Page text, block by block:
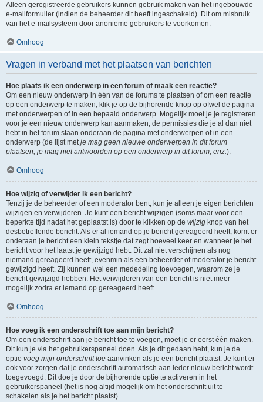
Alleen geregistreerde gebruikers kunnen gebruik maken van het ingebouwde
e-mailformulier (indien de beheerder dit heeft ingeschakeld). Dit om misbruik
van het e-mailsysteem door anonieme gebruikers te voorkomen.
Omhoog
Vragen in verband met het plaatsen van berichten
Hoe plaats ik een onderwerp in een forum of maak een reactie?
Om een nieuw onderwerp in één van de forums te plaatsen of om een reactie
op een onderwerp te maken, klik je op de bijhorende knop op ofwel de pagina
met onderwerpen of in een bepaald onderwerp. Mogelijk moet je je registreren
voor je een nieuw onderwerp kan aanmaken, de permissies die je al dan niet
hebt in het forum staan onderaan de pagina met onderwerpen of in een
onderwerp (de lijst metje mag geen nieuwe onderwerpen in dit forum
plaatsen, je mag niet antwoorden op een onderwerp in dit forum, enz.).
Omhoog
Hoe wijzig of verwijder ik een bericht?
Tenzij je de beheerder of een moderator bent, kun je alleen je eigen berichten
wijzigen en verwijderen. Je kunt een bericht wijzigen (soms maar voor een
beperkte tijd nadat het geplaatst is) door te klikken op de wijzig knop van het
desbetreffende bericht. Als er al iemand op je bericht gereageerd heeft, komt er
onderaan je bericht een klein tekstje dat zegt hoeveel keer en wanneer je het
bericht voor het laatst je gewijzigd hebt. Dit zal niet verschijnen als nog
niemand gereageerd heeft, evenmin als een beheerder of moderator je bericht
gewijzigd heeft. Zij kunnen wel een mededeling toevoegen, waarom ze je
bericht gewijzigd hebben. Het verwijderen van een bericht is niet meer
mogelijk zodra er iemand op gereageerd heeft.
Omhoog
Hoe voeg ik een onderschrift toe aan mijn bericht?
Om een onderschrift aan je bericht toe te voegen, moet je er eerst één maken.
Dit kun je via het gebruikerspaneel doen. Als je dit gedaan hebt, kun je de
optie voeg mijn onderschrift toe aanvinken als je een bericht plaatst. Je kunt er
ook voor zorgen dat je onderschrift automatisch aan ieder nieuw bericht wordt
toegevoegd. Dit doe je door de bijhorende optie te activeren in het
gebruikerspaneel (het is nog altijd mogelijk om het onderschrift uit te
schakelen als je het bericht plaatst).